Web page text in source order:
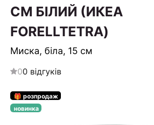
СМ БІЛИЙ (ИКЕА
FORELLTETRA)
Миска, біла, 15 см
00 відгуків
🎁 розпродаж
новинка